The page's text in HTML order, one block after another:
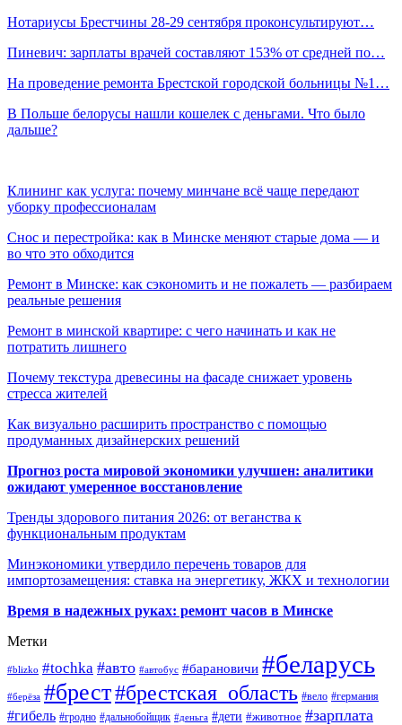
Нотариусы Брестчины 28-29 сентября проконсультируют…
Пиневич: зарплаты врачей составляют 153% от средней по…
На проведение ремонта Брестской городской больницы №1…
В Польше белорусы нашли кошелек с деньгами. Что было
дальше?
Клининг как услуга: почему минчане всё чаще передают
уборку профессионалам
Снос и перестройка: как в Минске меняют старые дома — и
во что это обходится
Ремонт в Минске: как сэкономить и не пожалеть — разбираем
реальные решения
Ремонт в минской квартире: с чего начинать и как не
потратить лишнего
Почему текстура древесины на фасаде снижает уровень
стресса жителей
Как визуально расширить пространство с помощью
продуманных дизайнерских решений
Прогноз роста мировой экономики улучшен: аналитики
ожидают умеренное восстановление
Тренды здорового питания 2026: от веганства к
функциональным продуктам
Минэкономики утвердило перечень товаров для
импортозамещения: ставка на энергетику, ЖКХ и технологии
Время в надежных руках: ремонт часов в Минске
Метки
#blizko #tochka #авто #автобус #барановичи #беларусь
#берёза #брест#брестская_область #вело #германия
#гибель #гродно #дальнобойщик #деньга #дети #животное #зарплата